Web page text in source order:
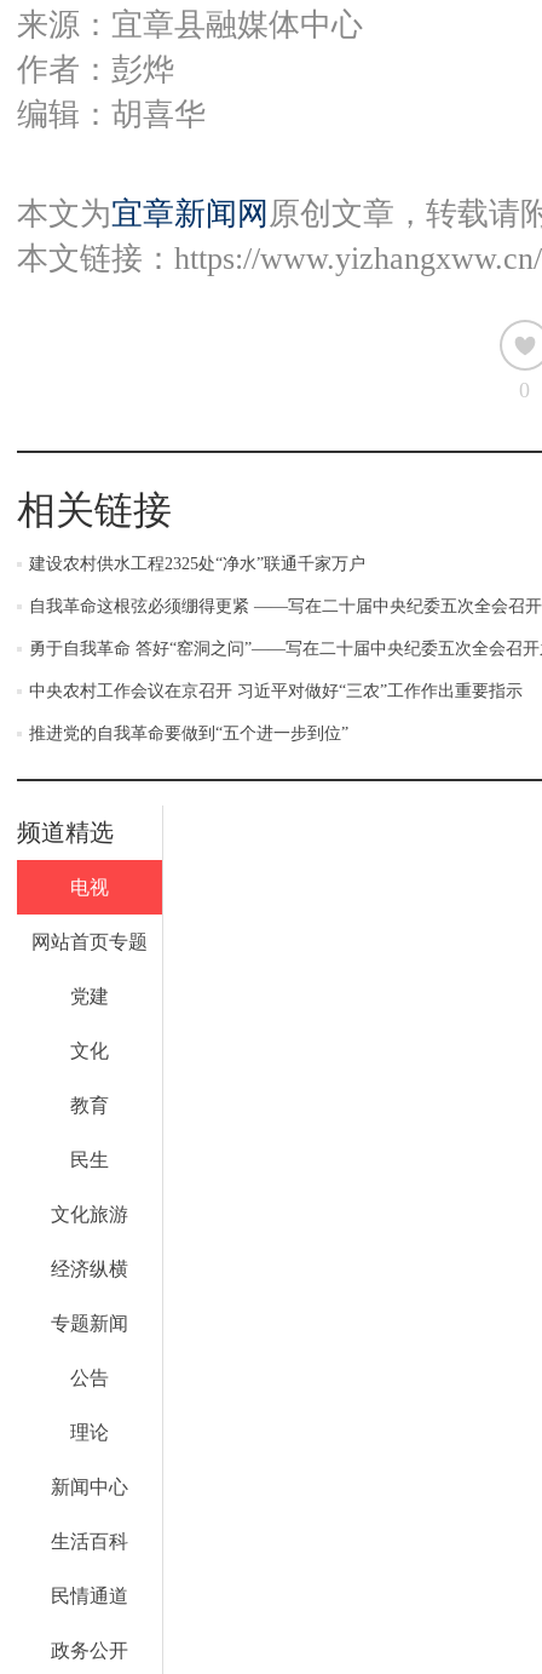
来源：宜章县融媒体中心
作者：彭烨
编辑：胡喜华
本文为宜章新闻网 原创文章，转载请
本文链接： https://
0
相关链接
建设农村供水工程2325处“净水”联通千家万户
自我革命这根弦必须绷得更紧 ——写在二十届中央纪委五次全会召
勇于自我革命 答好“窑洞之问”——写在二十届中央纪委五次全会召开
中央农村工作会议在京召开 习近平对做好“三农”工作作出重要指示
推进党的自我革命要做到“五个进一步到位”
频道精选
电视
网站首页专题
党建
文化
教育
民生
文化旅游
经济纵横
专题新闻
公告
理论
新闻中心
生活百科
民情通道
政务公开